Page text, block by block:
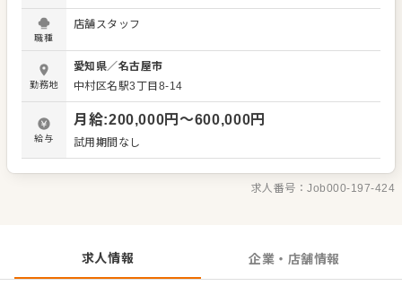
定メニューなどの調理にも関わりますので、店舗業務全般
に関わる幅広いスキルを身につけられます。 よりよいお店
迎です。 【具体的には…】 ・お席へのご案内、オーダーテ
イク、レジ対応など接客全般 ・ドリンク作り、提供 ・予約
管理、電話対応 ・仕込みから盛り付けまでの調理業務 ・食
材の仕入れや在庫管理 ・アルバイトスタッフの教育 など
入社後はスキルに合わせた業務からお任せしますので、
徐々に仕事の幅を広げていきましょう。先輩スタッフがあ
てスタートできる環境です。 ゆくゆくは、ステップアップ
職種
店舗スタッフ
勤務地
愛知県／名古屋市
中村区名駅3丁目8-14
給与
月給:200,000円〜600,000円
試用期間なし
求人番号：Job000-197-424
求人情報 企業・店舗情報